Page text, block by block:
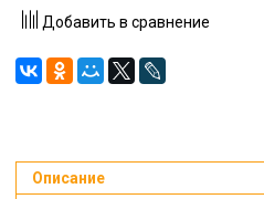
Добавить в сравнение
Описание